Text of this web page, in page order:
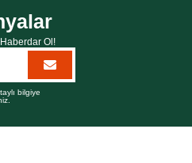
Ol!
bilgiye